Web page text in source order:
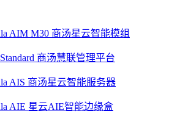
AIM M30 商汤星云智能模组
商汤慧联管理平台
AIS 商汤星云智能服务器
AIE 星云AIE智能边缘盒